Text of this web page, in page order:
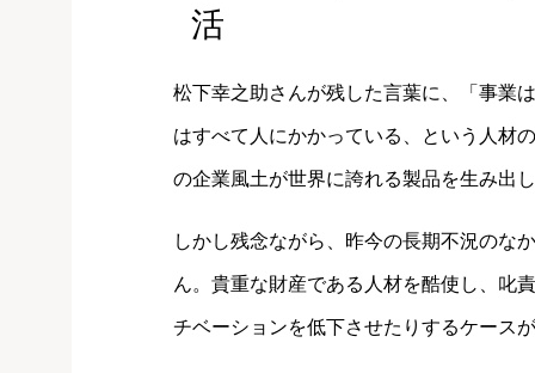
活
松下幸之助さんが残した言葉に、「事業
はすべて人にかかっている、という人材
の企業風土が世界に誇れる製品を生み出
しかし残念ながら、昨今の長期不況のな
ん。貴重な財産である人材を酷使し、叱
チベーションを低下させたりするケース